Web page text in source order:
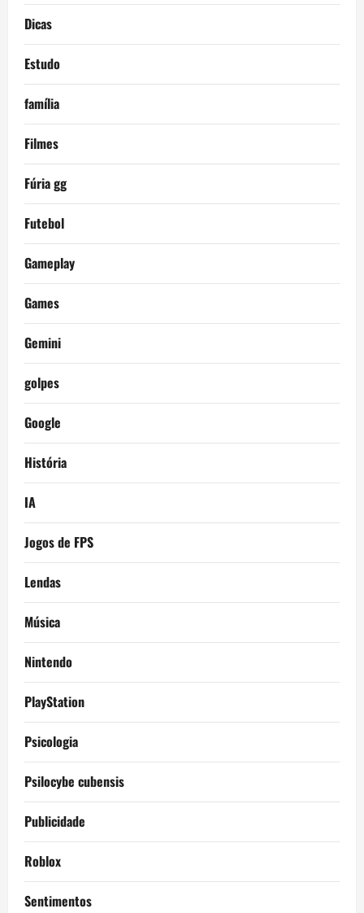
Dicas
Estudo
família
Filmes
Fúria gg
Futebol
Gameplay
Games
Gemini
golpes
Google
História
IA
Jogos de FPS
Lendas
Música
Nintendo
PlayStation
Psicologia
Psilocybe cubensis
Publicidade
Roblox
Sentimentos